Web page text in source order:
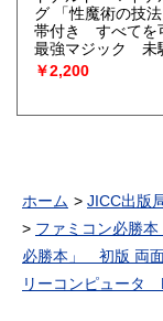
グ 「性魔術の技
帯付き すべてを
最強マジック 未
（田中瑞恵・山口
￥2,200
ホーム
JICC出版
ファミコン必勝
必勝本」 初版 両
リーコンピュータ